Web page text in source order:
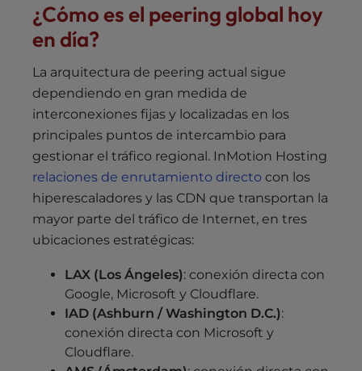
¿Cómo es el peering global hoy
en día?
La arquitectura de peering actual sigue
dependiendo en gran medida de
interconexiones fijas y localizadas en los
principales puntos de intercambio para
gestionar el tráfico regional. InMotion Hosting
relaciones de enrutamiento directo con los
hiperescaladores y las CDN que transportan la
mayor parte del tráfico de Internet, en tres
ubicaciones estratégicas:
LAX (Los Ángeles): conexión directa con
Google, Microsoft y Cloudflare.
IAD (Ashburn / Washington D.C.):
conexión directa con Microsoft y
Cloudflare.